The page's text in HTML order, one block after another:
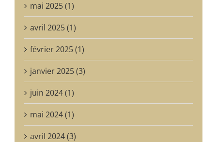
mai 2025 (1)
avril 2025 (1)
février 2025 (1)
janvier 2025 (3)
juin 2024 (1)
mai 2024 (1)
avril 2024 (3)